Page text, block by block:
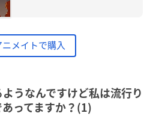
ニメイトで購入
うなんですけど私は流行り
ってますか？(1)